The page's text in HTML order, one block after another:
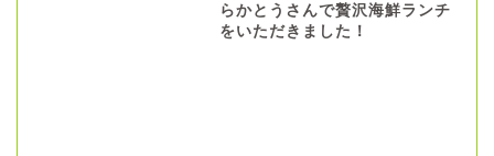
らかとうさんで贅沢海鮮ランチ
をいただきました！